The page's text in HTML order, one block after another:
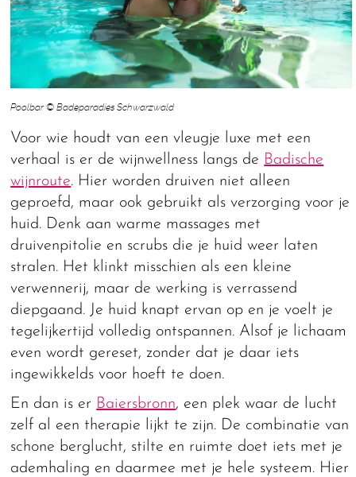
Poolbar © Badeparadies Schwarzwald
Voor wie houdt van een vleugje luxe met een
verhaal is er de wijnwellness langs de Badische
wijnroute. Hier worden druiven niet alleen
geproefd, maar ook gebruikt als verzorging voor je
huid. Denk aan warme massages met
druivenpitolie en scrubs die je huid weer laten
stralen. Het klinkt misschien als een kleine
verwennerij, maar de werking is verrassend
diepgaand. Je huid knapt ervan op en je voelt je
tegelijkertijd volledig ontspannen. Alsof je lichaam
even wordt gereset, zonder dat je daar iets
ingewikkelds voor hoeft te doen.
En dan is er Baiersbronn, een plek waar de lucht
zelf al een therapie lijkt te zijn. De combinatie van
schone berglucht, stilte en ruimte doet iets met je
ademhaling en daarmee met je hele systeem. Hier